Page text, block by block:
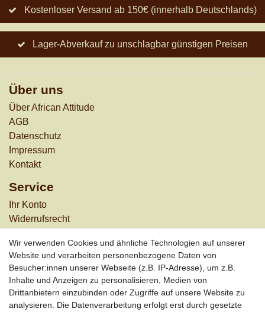
Kostenloser Versand ab 150€ (innerhalb Deutschlands)
Lager-Abverkauf zu unschlagbar günstigen Preisen
Über uns
Über African Attitude
AGB
Datenschutz
Impressum
Kontakt
Service
Ihr Konto
Widerrufs­recht
Zahlungsarten
Informationen
Werbung
Links
Wir verwenden Cookies und ähnliche Technologien auf unserer
Website und verarbeiten personenbezogene Daten von
Besucher:innen unserer Webseite (z.B. IP-Adresse), um z.B.
Inhalte und Anzeigen zu personalisieren, Medien von
Drittanbietern einzubinden oder Zugriffe auf unsere Website zu
analysieren. Die Datenverarbeitung erfolgt erst durch gesetzte